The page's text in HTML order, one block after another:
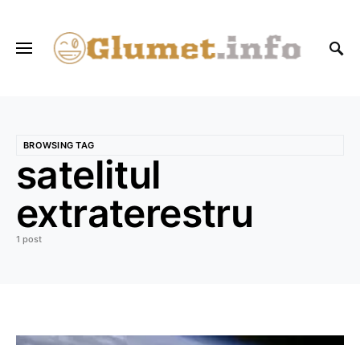
BROWSING TAG
satelitul
extraterestru
1 post